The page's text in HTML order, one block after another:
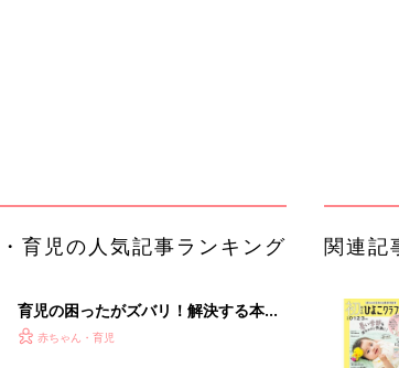
0％OFF以上が続々登場！Amazonの
本気が...
PR（Amazon）